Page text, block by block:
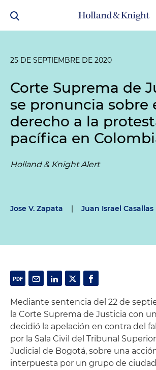
25 DE SEPTIEMBRE DE 2020
Corte Suprema de
se pronuncia sobre
derecho a la
pacífica en
Holland & Knight Alert
Jose V. Zapata | Juan Israel Casallas
Mediante sentencia del 22 de
la Corte Suprema de Justicia con
decidió la apelación en contra del
por la Sala Civil del Tribunal
Judicial de Bogotá, sobre una
interpuesta por un grupo de